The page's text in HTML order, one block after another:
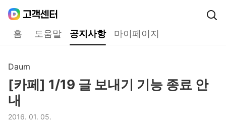
홈 도움말 공지사항 마이페이지
Daum
[카페] 1/19 글 보내기 기능 종료 안
내
2016. 01. 05.